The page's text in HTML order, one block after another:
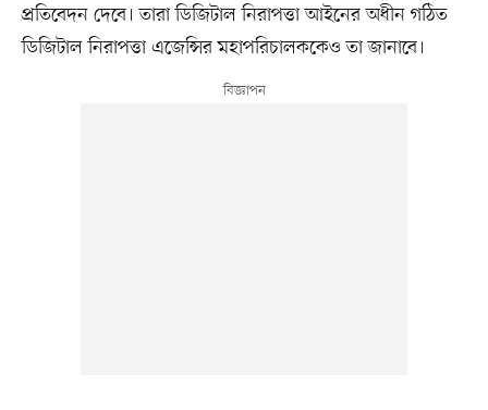
প্রতিবেদন দেবে। তারা ডিজিটাল নিরাপত্তা আইনের অধীন গঠিত
ডিজিটাল নিরাপত্তা এজেন্সির মহাপরিচালককেও তা জানাবে।